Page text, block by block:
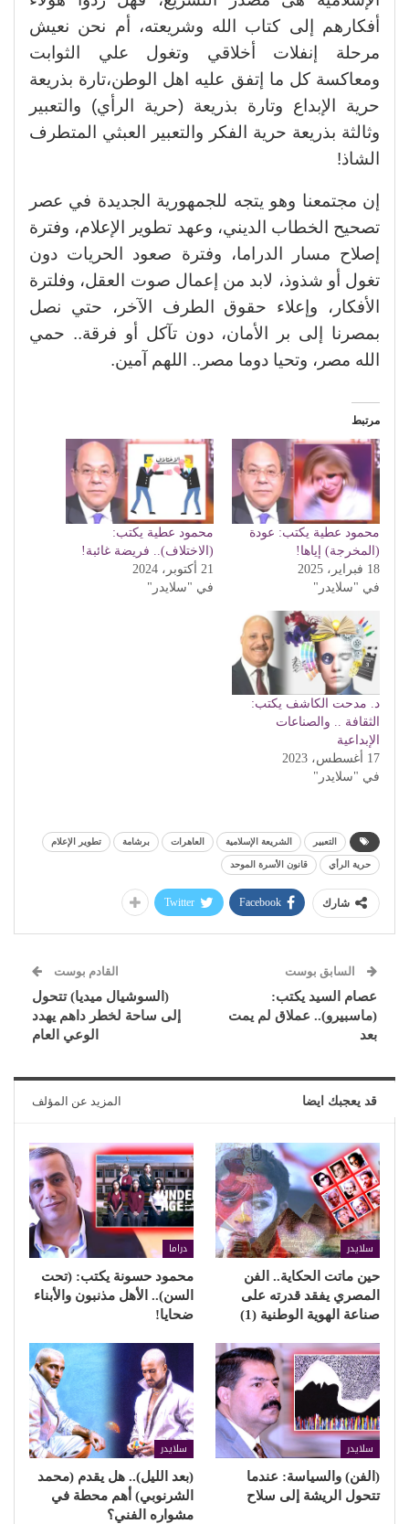
أفكارهم إلى كتاب الله وشريعته، أم نحن نعيش
مرحلة إنفلات أخلاقي وتغول علي الثوابت
ومعاكسة كل ما إتفق عليه اهل الوطن،تارة بذريعة
حرية الإبداع وتارة بذريعة (حرية الرأي) والتعبير
وثالثة بذريعة حرية الفكر والتعبير العبثي المتطرف
الشاذ!
إن مجتمعنا وهو يتجه للجمهورية الجديدة في عصر
تصحيح الخطاب الديني، وعهد تطوير الإعلام، وفترة
إصلاح مسار الدراما، وفترة صعود الحريات دون
تغول أو شذوذ، لابد من إعمال صوت العقل، وفلترة
الأفكار، وإعلاء حقوق الطرف الآخر، حتي نصل
بمصرنا إلى بر الأمان، دون تآكل أو فرقة.. حمي
الله مصر، وتحيا دوما مصر.. اللهم آمين.
مرتبط
محمود عطية يكتب: عودة
(المخرجة) إياها!
18 فبراير، 2025
في "سلايدر"
محمود عطية يكتب:
(الاختلاف).. فريضة غائبة!
21 أكتوبر، 2024
في "سلايدر"
د. مدحت الكاشف يكتب:
الثقافة .. والصناعات
الإبداعية
17 أغسطس، 2023
في "سلايدر"
التعبير الشريعة الإسلامية العاهرات برشامة تطوير الإعلام
حرية الرأي قانون الأسرة الموحد
شارك Facebook
Twitter
السابق بوست
عصام السيد يكتب:
(ماسبيرو).. عملاق لم يمت
بعد
القادم بوست
(السوشيال ميديا) تتحول
إلى ساحة لخطر داهم يهدد
الوعي العام
قد يعجبك ايضا المزيد عن المؤلف
سلايدر
حين ماتت الحكاية.. الفن
المصري يفقد قدرته على
صناعة الهوية الوطنية (1)
دراما
محمود حسونة يكتب: (تحت
السن).. الأهل مذنبون والأبناء
ضحايا!
سلايدر
(الفن) والسياسة: عندما
تتحول الريشة إلى سلاح
سلايدر
(بعد الليل).. هل يقدم (محمد
الشرنوبي) أهم محطة في
مشواره الفني؟